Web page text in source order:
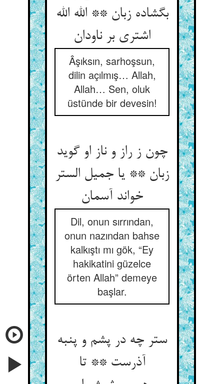
بگشاده زبان ** الله الله
اشتری بر ناودان
Âşıksın, sarhoşsun,
dilin açılmış… Allah,
Allah… Sen, oluk
üstünde bir devesin!
چون ز راز و ناز او گوید
زبان ** یا جمیل الستر
خواند آسمان
Dil, onun sırrından,
onun nazından bahse
kalkıştı mı gök, “Ey
hakikatini güzelce
örten Allah” demeye
başlar.
ستر چه در پشم و پنبه
آذرست ** تا